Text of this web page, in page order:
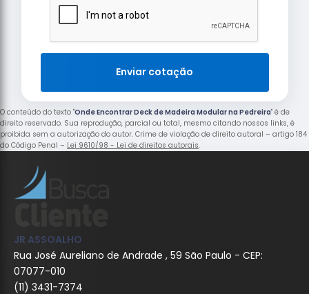
Enviar cotação
O conteúdo do texto "Onde Encontrar Deck de Madeira Modular na Pedreira" é de
direito reservado. Sua reprodução, parcial ou total, mesmo citando nossos links, é
proibida sem a autorização do autor. Crime de violação de direito autoral – artigo 184
do Código Penal – Lei 9610/98 - Lei de direitos autorais.
JR ASSOALHO
Rua José Aureliano de Andrade , 59 São Paulo - CEP:
07077-010
(11) 3431-7374